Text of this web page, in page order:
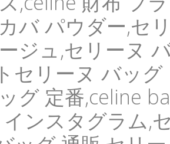
バ パウダー,セ
ジュ,セリーヌ
セリーヌ バッ
グ 定番,celine
ンスタグラム,